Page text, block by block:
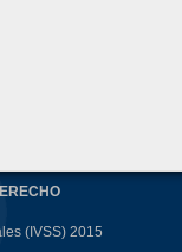
(IVSS) 2015